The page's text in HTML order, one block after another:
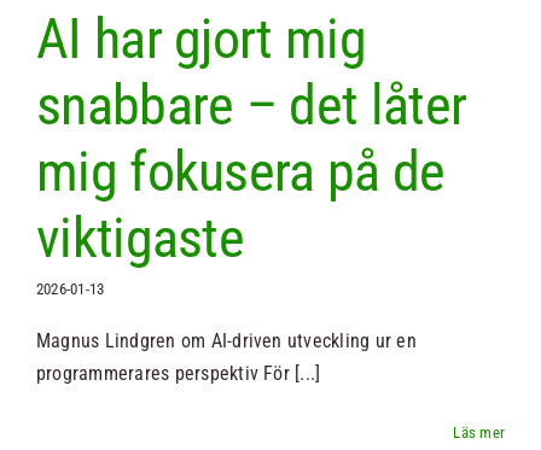
NyheterAI har gjort mig
snabbare – det låter
mig fokusera på de
viktigaste
2026-01-13
Magnus Lindgren om AI-driven utveckling ur en
programmerares perspektiv För [...]